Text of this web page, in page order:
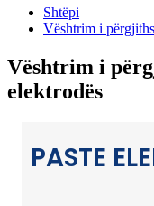
Shtëpi
Vështrim i
Vështrim i
elektrodës
PASTE